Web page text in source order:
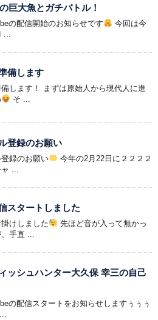
巨大魚とガチバトル！
の配信開始のお知らせです
今回は今
備します
します！ まずは原始人から現代人に進
そ ...
登録のお願い
録のお願い
今年の2月22日に２２２２
ャ ...
スタートしました
けしました
先ほど音が入って無かっ
手直 ...
ッシュハンター大久保 幸三の自己
の配信スタートをお知らせしますぅぅぅ